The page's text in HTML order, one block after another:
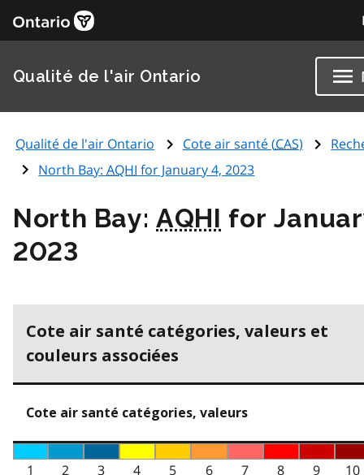
Qualité de l'air Ontario
Qualité de l'air Ontario Cote air santé (CAS)
North Bay:AQHI for January 4, 2023
North Bay:AQHI for
2023
Cote air santé catégories, valeurs et
couleurs associées
Cote air santé catégories, valeurs
1 2 3 4 5 6 7 8 9
10